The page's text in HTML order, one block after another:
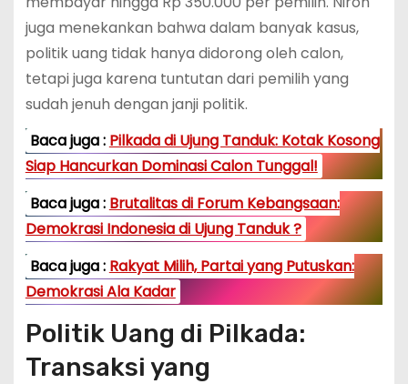
juga menekankan bahwa dalam banyak kasus,
politik uang tidak hanya didorong oleh calon,
tetapi juga karena tuntutan dari pemilih yang
sudah jenuh dengan janji politik.
Baca juga : Pilkada di Ujung Tanduk: Kotak Kosong
Siap Hancurkan Dominasi Calon Tunggal!
Baca juga : Brutalitas di Forum Kebangsaan:
Demokrasi Indonesia di Ujung Tanduk ?
Baca juga : Rakyat Milih, Partai yang Putuskan:
Demokrasi Ala Kadar
Politik Uang di Pilkada:
Transaksi yang